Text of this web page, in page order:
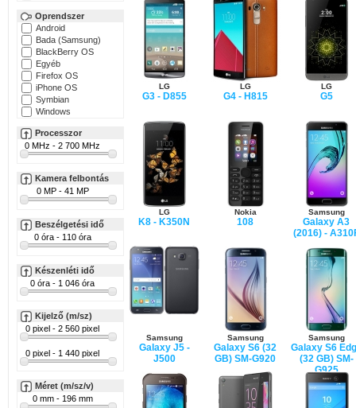
Oprendszer
Android
Bada (Samsung)
BlackBerry OS
Egyéb
Firefox OS
iPhone OS
Symbian
Windows
Processzor
Kamera felbontás
Beszélgetési idő
Készenléti idő
Kijelző (m/sz)
Méret (m/sz/v)
LG
G3 - D855
LG
G4 - H815
LG
G5
LG
K8 - K350N
Nokia
108
Samsung
Galaxy A3
(2016) -
Samsung
Galaxy J5 -
J500
Samsung
Galaxy S6 (32
GB) SM-G920
Samsung
Galaxy S6
(32 GB) SM-
G925